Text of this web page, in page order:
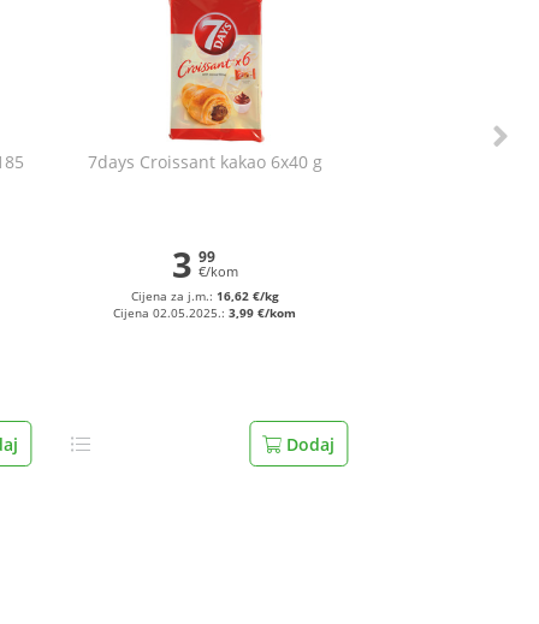
7days Croissant kakao 6x40 g
3 99
€/kom
Cijena za j.m.: 16,62 €/kg
Cijena 02.05.2025.:3,99 €/kom
Dodaj